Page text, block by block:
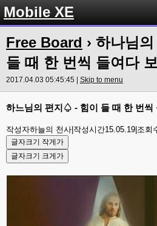
Mobile XE
Free Board › 하나님
들 때 한 번씩 들여다
2017.04.03 05:45:45 | Skip to menu
하느님의 편지♤ - 힘이 들 때 한 번씩
작성자하늘의 천사|작성시간15.05.19|조회
글자크기 작게가
글자크기 크게가